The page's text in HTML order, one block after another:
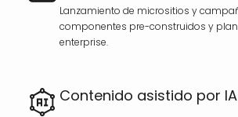
Lanzamiento de micrositios y
componentes pre-construidos y
enterprise.
Contenido asistido por IA